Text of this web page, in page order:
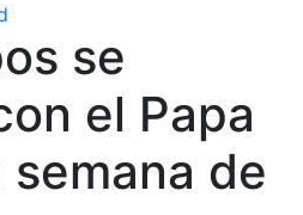
se
el Papa
de